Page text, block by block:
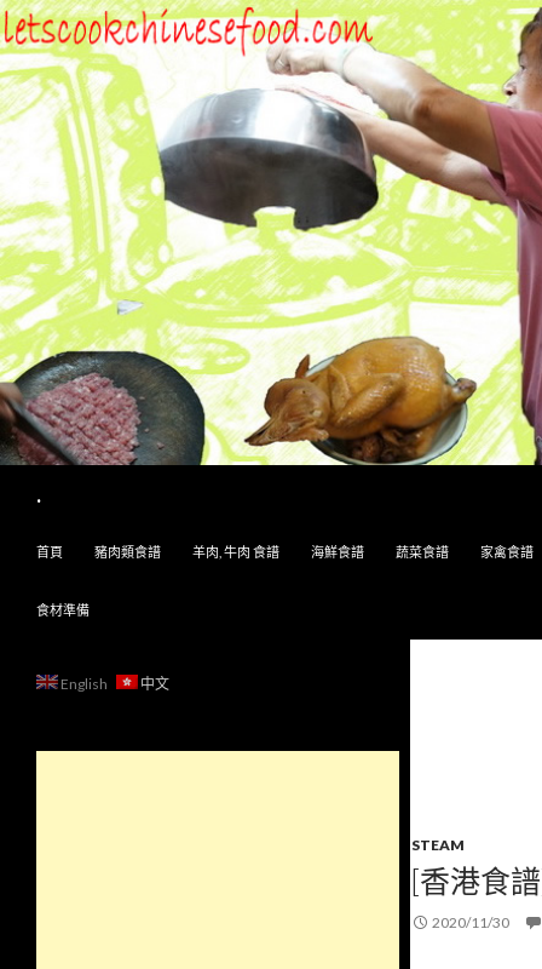
.
首頁
豬肉類食譜 羊肉, 牛肉 食譜 海鮮食譜 蔬菜食譜 家禽食譜
食材準備
STEAM
[香港食
2020/11/30
English 中文